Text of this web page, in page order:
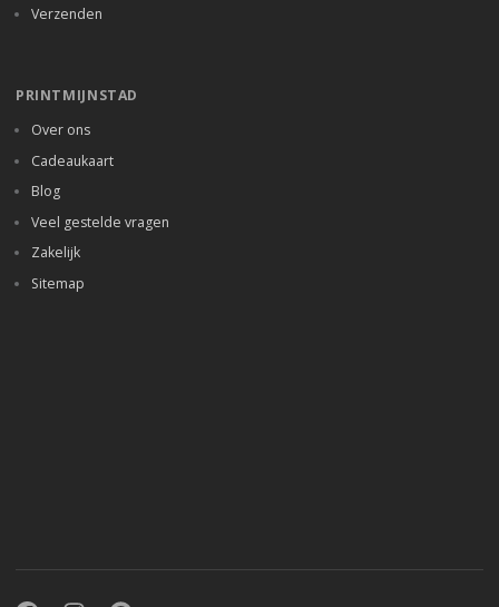
Verzenden
PRINTMIJNSTAD
Over ons
Cadeaukaart
Blog
Veel gestelde vragen
Zakelijk
Sitemap